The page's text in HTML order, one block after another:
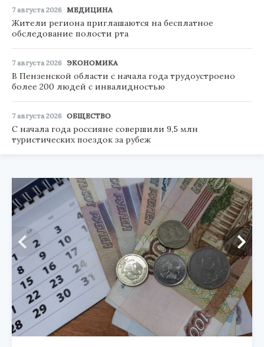
7 августа 2026 МЕДИЦИНА
Жители региона приглашаются на бесплатное
обследование полости рта
7 августа 2026 ЭКОНОМИКА
В Пензенской области с начала года трудоустроено
более 200 людей с инвалидностью
7 августа 2026 ОБЩЕСТВО
С начала года россияне совершили 9,5 млн
туристических поездок за рубеж